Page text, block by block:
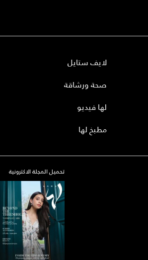
لايف ستايل
صحة ورشاقة
لها فيديو
مطبخ لها
تحميل المجلة الاكترونية